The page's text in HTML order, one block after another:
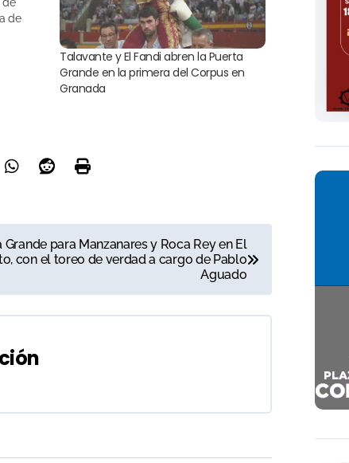
de
de
Talavante y El Fandi abren la Puerta
Grande en la primera del Corpus en
Granada
Grande para Manzanares y Roca Rey en El
con el toreo de verdad a cargo de Pablo
Aguado